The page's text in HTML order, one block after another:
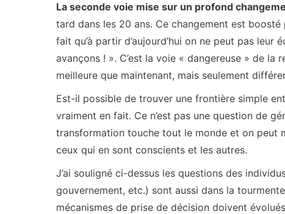
La seconde voie mise sur un profond
tard dans les 20 ans. Ce changement est
fait qu’à partir d’aujourd’hui on ne peut pas leur
avançons ! ». C’est la voie « dangereuse » de
meilleure que maintenant, mais seulement
Est-il possible de trouver une frontière simple
vraiment en fait. Ce n’est pas une question de
transformation touche tout le monde et on peut
ceux qui en sont conscients et les autres.
J’ai souligné ci-dessus les questions des
gouvernement, etc.) sont aussi dans la
mécanismes de prise de décision doivent